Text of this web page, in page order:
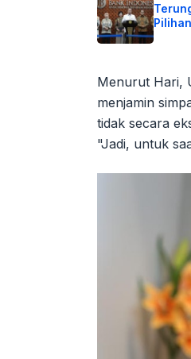
Menurut Hari,
menjamin
tidak secara
"Jadi, untuk